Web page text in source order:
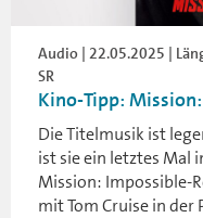
Audio | 22.05.2025 |
SR
Kino-Tipp:
Die Titelmusik ist
ist sie ein letztes Mal
Mission: Impossible-
mit Tom Cruise in der